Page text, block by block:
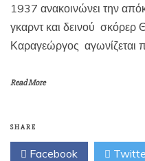
1937 ανακοινώνει την
γκαρντ και δεινού
Καραγεώργος αγωνίζεται
Read More
SHARE
Facebook